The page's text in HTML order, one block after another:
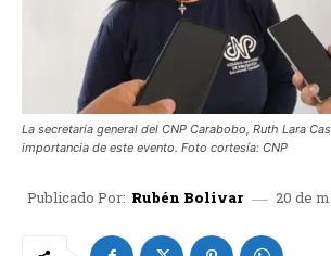
La secretaria general del CNP Carabobo, Ruth Lara
importancia de este evento. Foto cortesía: CNP
Publicado Por: Rubén Bolivar 20 de